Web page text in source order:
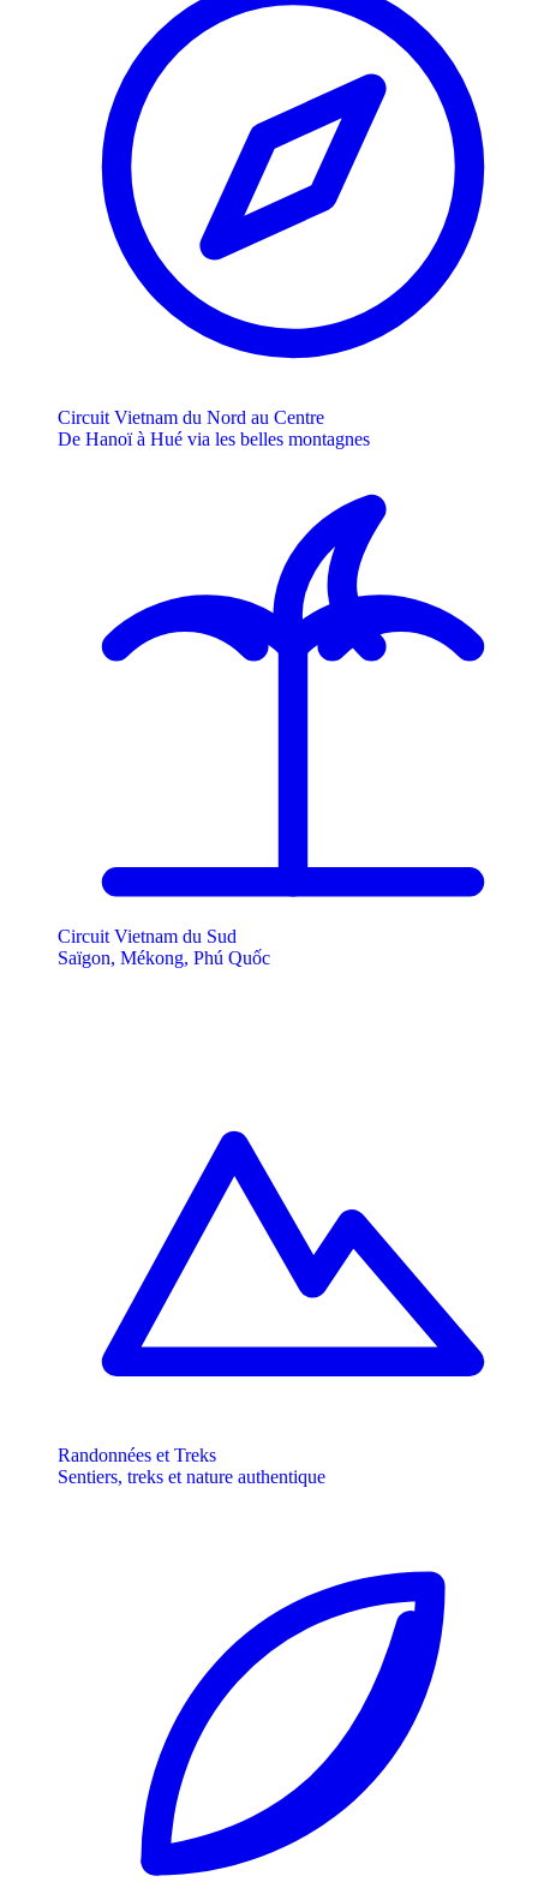
Circuit Vietnam du Nord au Centre
De Hanoï à Hué via les belles montagnes
Circuit Vietnam du Sud
Saïgon, Mékong, Phú Quốc
Randonnées et Treks
Sentiers, treks et nature authentique